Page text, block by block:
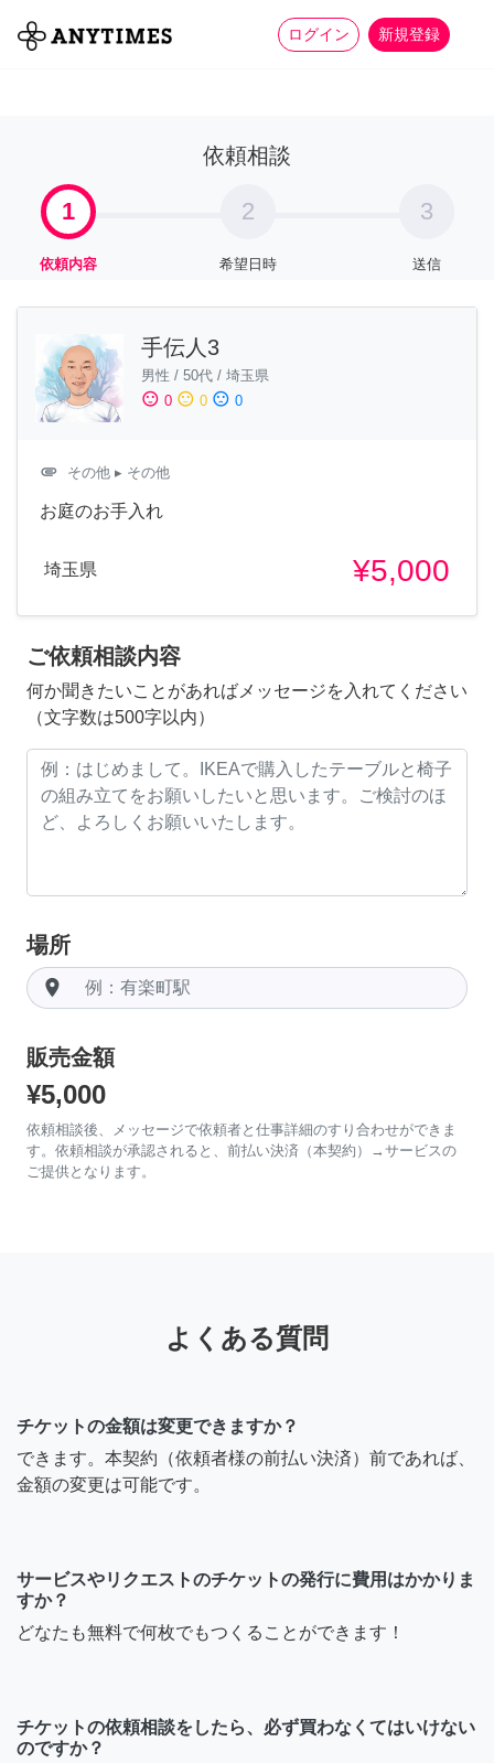
ログイン 新規登録
全て 家事 more_horiz
依頼相談
1
依頼内容
2
希望日時
3
送信
手伝人3
男性 / 50代 / 埼玉県
sentiment_satisfied 0 sentiment_neutral 0 sentiment_dissatisfied 0
attachment その他 ▸ その他
お庭のお手入れ
埼玉県 ¥5,000
ご依頼相談内容
何か聞きたいことがあればメッセージを入れてください
（文字数は500字以内）
場所
room
販売金額
¥5,000
依頼相談後、メッセージで依頼者と仕事詳細のすり合わせができま
す。依頼相談が承認されると、前払い決済（本契約）→サービスの
ご提供となります。
よくある質問
チケットの金額は変更できますか？
できます。本契約（依頼者様の前払い決済）前であれば、
金額の変更は可能です。
サービスやリクエストのチケットの発行に費用はかかりま
すか？
どなたも無料で何枚でもつくることができます！
チケットの依頼相談をしたら、必ず買わなくてはいけない
のですか？